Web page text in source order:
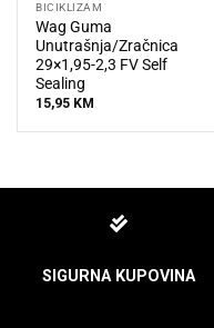
BICIKLIZAM
Wag Guma
Unutrašnja/Zračnica
29×1,95-2,3 FV Self
Sealing
15,95 KM
SIGURNA KUPOVINA